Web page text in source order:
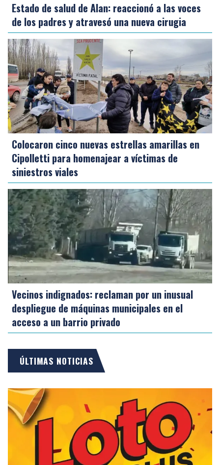
Estado de salud de Alan: reaccionó a las voces
de los padres y atravesó una nueva cirugia
Colocaron cinco nuevas estrellas amarillas en
Cipolletti para homenajear a víctimas de
siniestros viales
Vecinos indignados: reclaman por un inusual
despliegue de máquinas municipales en el
acceso a un barrio privado
ÚLTIMAS NOTICIAS